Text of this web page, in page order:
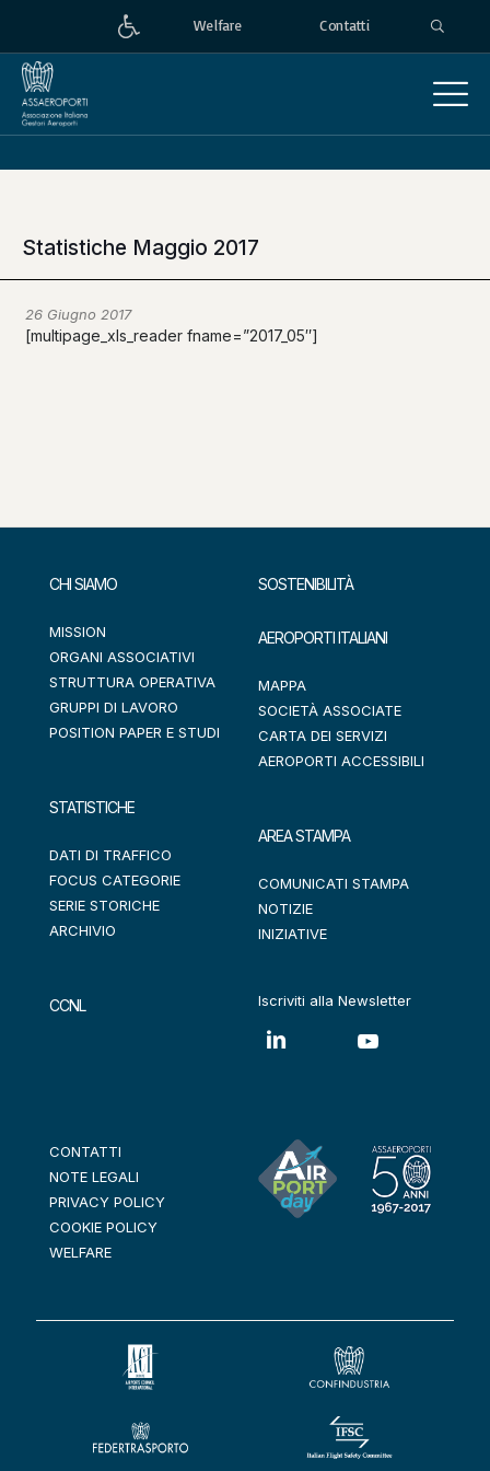
Welfare Contatti
Statistiche Maggio 2017
26 Giugno 2017
[multipage_xls_reader fname=”2017_05″]
CHI SIAMO
MISSION
ORGANI ASSOCIATIVI
STRUTTURA OPERATIVA
GRUPPI DI LAVORO
POSITION PAPER E STUDI
STATISTICHE
DATI DI TRAFFICO
FOCUS CATEGORIE
SERIE STORICHE
ARCHIVIO
CCNL
SOSTENIBILITÀ
AEROPORTI ITALIANI
MAPPA
SOCIETÀ ASSOCIATE
CARTA DEI SERVIZI
AEROPORTI ACCESSIBILI
AREA STAMPA
COMUNICATI STAMPA
NOTIZIE
INIZIATIVE
Iscriviti alla Newsletter
CONTATTI
NOTE LEGALI
PRIVACY POLICY
COOKIE POLICY
WELFARE